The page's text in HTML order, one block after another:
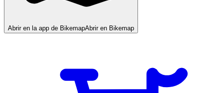
Abrir en la app de BikemapAbrir en Bikemap